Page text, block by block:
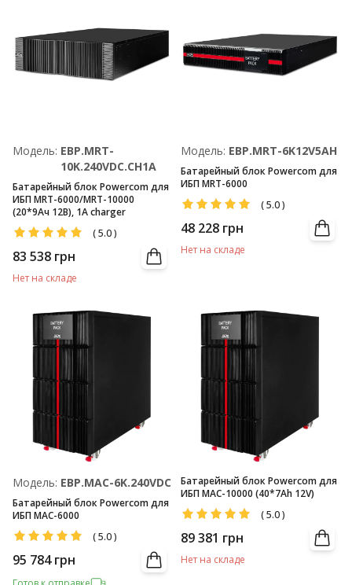
Модель: EBP.MRT-
10K.240VDC.CH1A
Батарейный блок Powercom для
ИБП MRT-6000/MRT-10000
(20*9Ач 12В), 1А charger
(5.0)
83 538 грн
Нет на складе
Модель: EBP.MRT-6K12V5AH
Батарейный блок Powercom для
ИБП MRT-6000
(5.0)
48 228 грн
Нет на складе
Модель: EBP.MАС-6K.240VDC.CH4A
Батарейный блок Powercom для
ИБП MAC-6000
(5.0)
95 784 грн
Батарейный блок Powercom для
ИБП MAC-10000 (40*7Ah 12V)
(5.0)
89 381 грн
Нет на складе